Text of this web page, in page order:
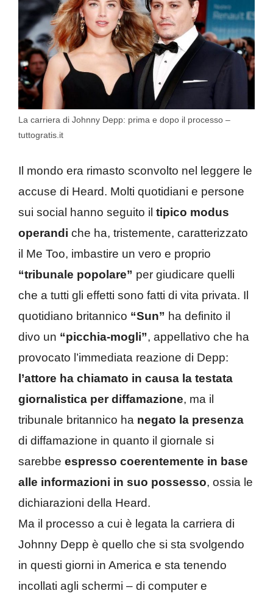
La carriera di Johnny Depp: prima e dopo il processo –
tuttogratis.it
Il mondo era rimasto sconvolto nel leggere le
accuse di Heard. Molti quotidiani e persone
sui social hanno seguito il tipico modus
operandi che ha, tristemente, caratterizzato
il Me Too, imbastire un vero e proprio
“tribunale popolare” per giudicare quelli
che a tutti gli effetti sono fatti di vita privata. Il
quotidiano britannico “Sun” ha definito il
divo un “picchia-mogli”, appellativo che ha
provocato l’immediata reazione di Depp:
l’attore ha chiamato in causa la testata
giornalistica per diffamazione, ma il
tribunale britannico ha negato la presenza
di diffamazione in quanto il giornale si
sarebbe espresso coerentemente in base
alle informazioni in suo possesso, ossia le
dichiarazioni della Heard.
Ma il processo a cui è legata la carriera di
Johnny Depp è quello che si sta svolgendo
in questi giorni in America e sta tenendo
incollati agli schermi – di computer e